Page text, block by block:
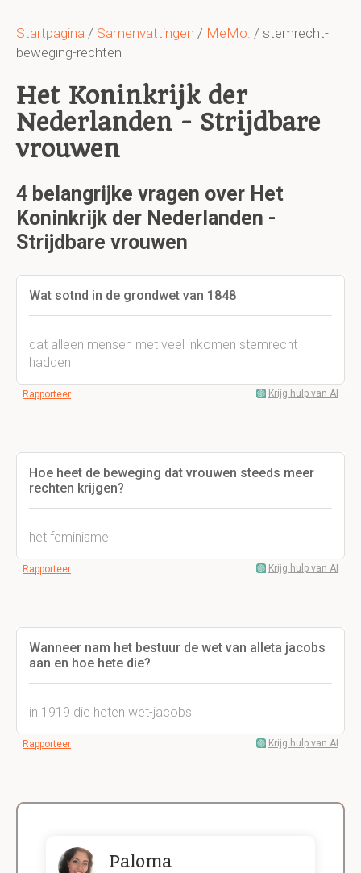
Startpagina / Samenvattingen / MeMo. / stemrecht-
beweging-rechten
Het Koninkrijk der
Nederlanden - Strijdbare
vrouwen
4 belangrijke vragen over Het
Koninkrijk der Nederlanden -
Strijdbare vrouwen
Wat sotnd in de grondwet van 1848
dat alleen mensen met veel inkomen stemrecht
hadden
Rapporteer Krijg hulp van AI
Hoe heet de beweging dat vrouwen steeds meer
rechten krijgen?
het feminisme
Rapporteer Krijg hulp van AI
Wanneer nam het bestuur de wet van alleta jacobs
aan en hoe hete die?
in 1919 die heten wet-jacobs
Rapporteer Krijg hulp van AI
Paloma